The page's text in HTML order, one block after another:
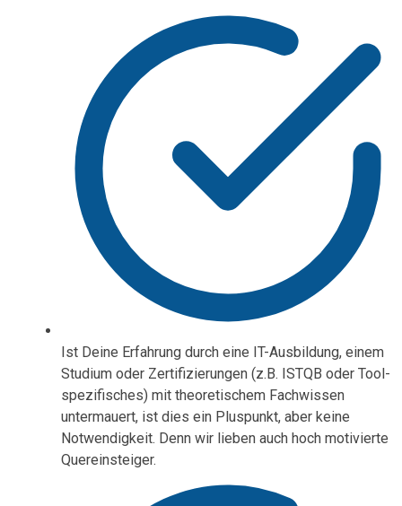
Ist Deine Erfahrung durch eine IT-Ausbildung, einem
Studium oder Zertifizierungen (z.B. ISTQB oder Tool-
spezifisches) mit theoretischem Fachwissen
untermauert, ist dies ein Pluspunkt, aber keine
Notwendigkeit. Denn wir lieben auch hoch motivierte
Quereinsteiger.